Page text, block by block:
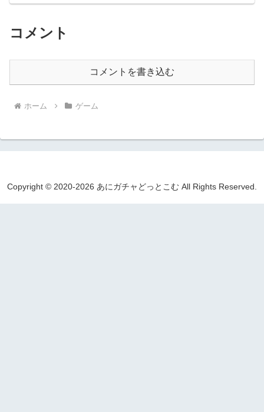
コメント
コメントを書き込む
ホーム ゲーム
Copyright © 2020-2026 あにガチャどっとこむ All Rights Reserved.